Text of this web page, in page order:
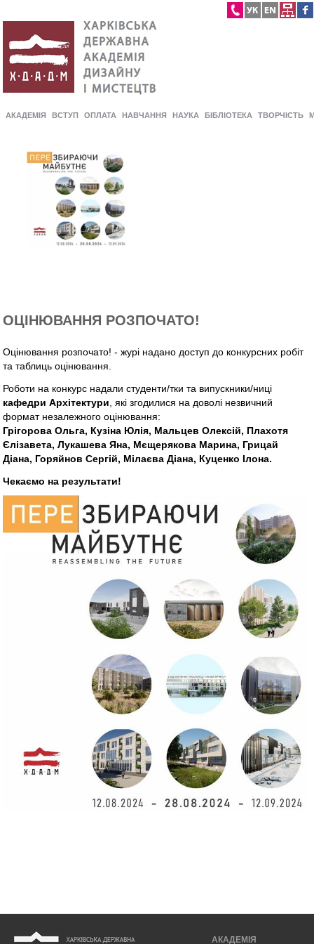
АКАДЕМІЯ ВСТУП ОПЛАТА НАВЧАННЯ НАУКА БІБЛІОТЕКА ТВОРЧІСТЬ
ОЦІНЮВАННЯ РОЗПОЧАТО!
Оцінювання розпочато! - журі надано доступ до конкурсних робіт
та таблиць оцінювання.
Роботи на конкурс надали студенти/тки та випускники/ниці
кафедри Архітектури, які згодилися на доволі незвичний
формат незалежного оцінювання:
Грігорова Ольга, Кузіна Юлія, Мальцев Олексій, Плахотя
Єлізавета, Лукашева Яна, Мєщерякова Марина, Грицай
Діана, Горяйнов Сергій, Мілаєва Діана, Куценко Ілона.
Чекаємо на результати!
АКАДЕМІЯ